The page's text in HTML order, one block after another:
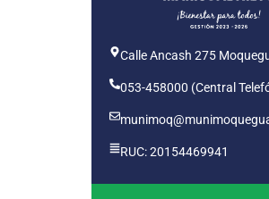
Calle Ancash 275
053-458000 (Central
RUC: 20154469941